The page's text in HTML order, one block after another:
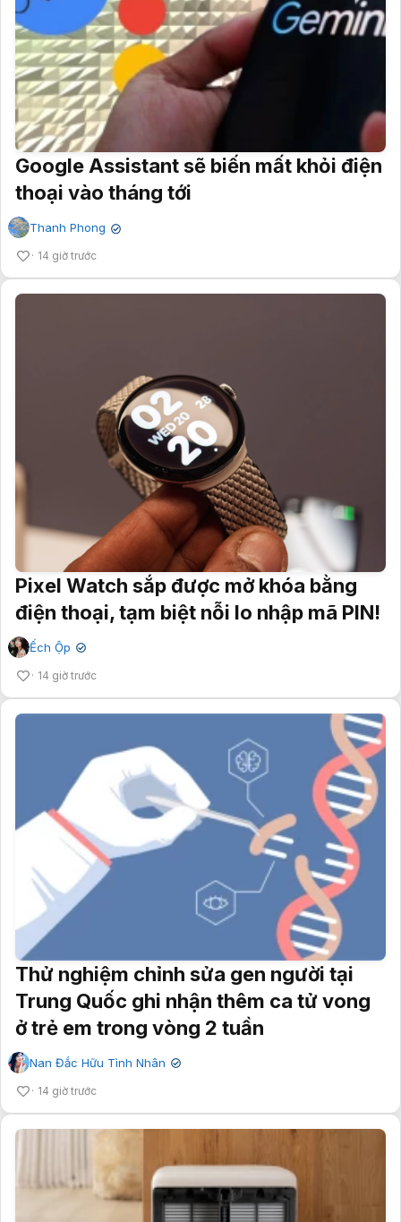
Google Assistant sẽ biến mất khỏi điện
thoại vào tháng tới
Thanh Phong ✔
14 giờ trước
Pixel Watch sắp được mở khóa bằng
điện thoại, tạm biệt nỗi lo nhập mã PIN!
Ếch Ộp ✔
14 giờ trước
Thử nghiệm chỉnh sửa gen người tại
Trung Quốc ghi nhận thêm ca tử vong
ở trẻ em trong vòng 2 tuần
Nan Đắc Hữu Tình Nhân ✔
14 giờ trước